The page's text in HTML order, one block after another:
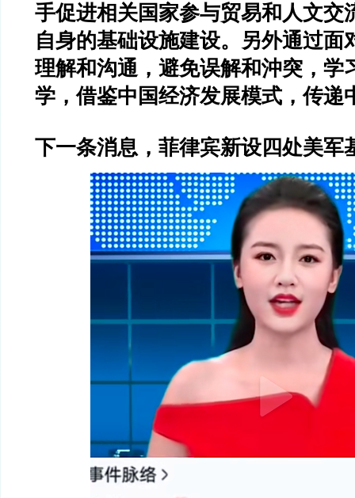
手促进相关国家参与贸易和人文交
自身的基础设施建设。另外通过面
理解和沟通，避免误解和沖突，学
学，借鉴中国经济发展模式，传递
下一条消息，菲律宾新设四处美军